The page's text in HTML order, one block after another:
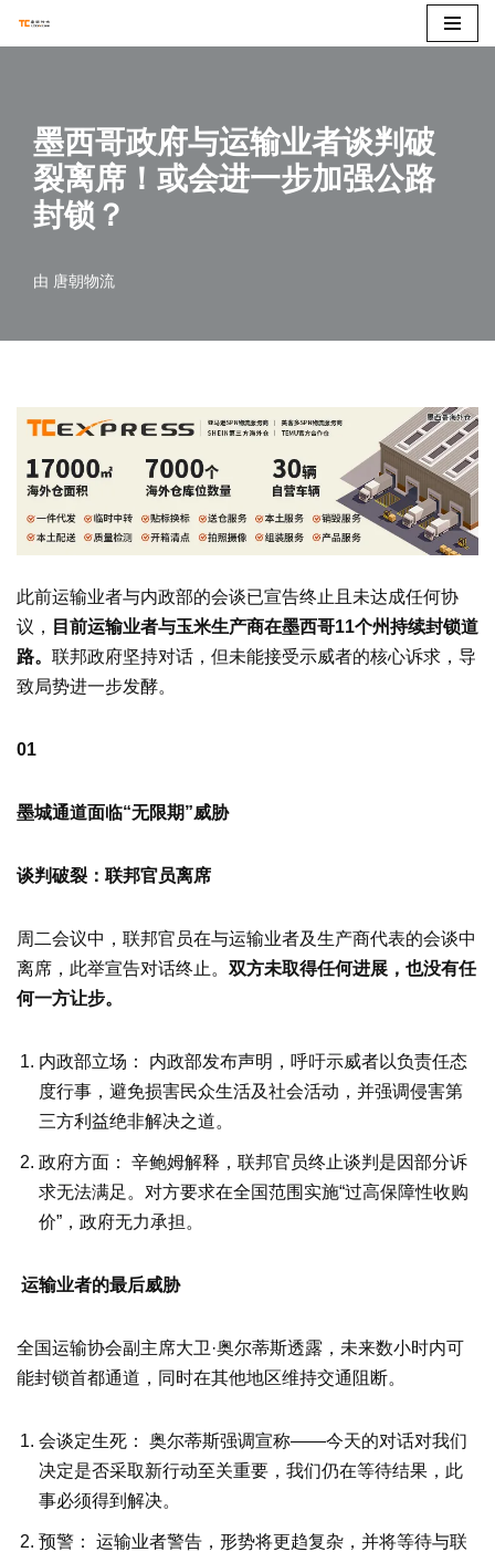
文墨西哥政府与运输业者谈判破
裂离席！或会进一步加强公路
封锁？
由 唐朝物流
此前运输业者与内政部的会谈已宣告终止且未达成任何协
议，
目前运输业者与玉米生产商在墨西哥11个州持续封锁道
路。 联邦政府坚持对话，但未能接受示威者的核心诉求，导
致局势进一步发酵。
01
墨城通道面临“无限期”威胁
谈判破裂：联邦官员离席
周二会议中，联邦官员在与运输业者及生产商代表的会谈中
离席，此举宣告对话终止。 双方未取得任何进展，也没有任
何一方让步。
内政部立场： 内政部发布声明，呼吁示威者以负责任态
度行事，避免损害民众生活及社会活动，并强调侵害第
三方利益绝非解决之道。
政府方面： 辛鲍姆解释，联邦官员终止谈判是因部分诉
求无法满足。对方要求在全国范围实施“过高保障性收购
价”，政府无力承担。
运输业者的最后威胁
全国运输协会副主席大卫·奥尔蒂斯透露，未来数小时内可
能封锁首都通道，同时在其他地区维持交通阻断。
会谈定生死： 奥尔蒂斯强调宣称——今天的对话对我们
决定是否采取新行动至关重要，我们仍在等待结果，此
事必须得到解决。
预警： 运输业者警告，形势将更趋复杂，并将等待与联